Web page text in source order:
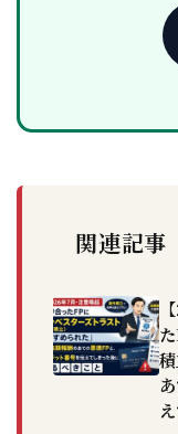
関連記事